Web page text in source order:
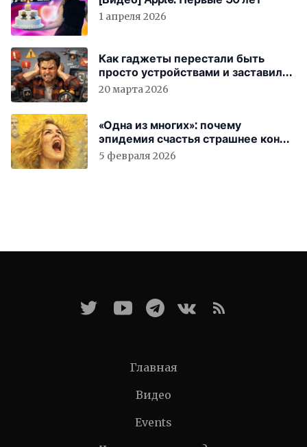
1 апреля 2026
Как гаджеты перестали быть
просто устройствами и заставили
вас бесплатно работать
20 марта 2026
«Одна из многих»: почему
эпидемия счастья страшнее конца
света
5 февраля 2026
Главная
Видео
Events